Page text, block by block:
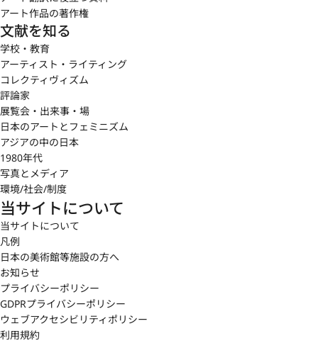
アート作品の著作権
文献を知る
学校・教育
アーティスト・ライティング
コレクティヴィズム
評論家
展覧会・出来事・場
日本のアートとフェミニズム
アジアの中の日本
1980年代
写真とメディア
環境/社会/制度
当サイトについて
当サイトについて
凡例
日本の美術館等施設の方へ
お知らせ
プライバシーポリシー
GDPRプライバシーポリシー
ウェブアクセシビリティポリシー
利用規約